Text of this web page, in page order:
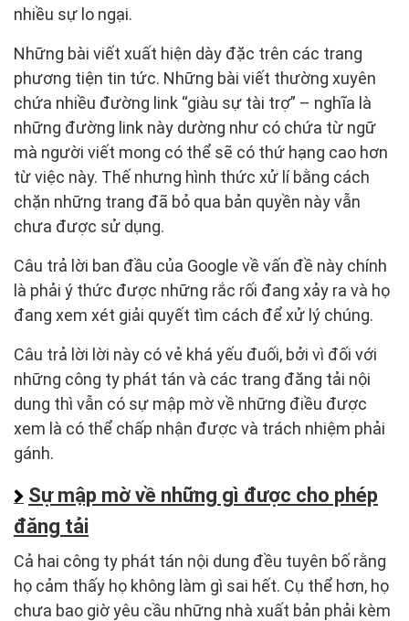
nhiều sự lo ngại.
Những bài viết xuất hiện dày đặc trên các trang
phương tiện tin tức. Những bài viết thường xuyên
chứa nhiều đường link “giàu sự tài trợ” – nghĩa là
những đường link này dường như có chứa từ ngữ
mà người viết mong có thể sẽ có thứ hạng cao hơn
từ việc này. Thế nhưng hình thức xử lí bằng cách
chặn những trang đã bỏ qua bản quyền này vẫn
chưa được sử dụng.
Câu trả lời ban đầu của Google về vấn đề này chính
là phải ý thức được những rắc rối đang xảy ra và họ
đang xem xét giải quyết tìm cách để xử lý chúng.
Câu trả lời lời này có vẻ khá yếu đuối, bởi vì đối với
những công ty phát tán và các trang đăng tải nội
dung thì vẫn có sự mập mờ về những điều được
xem là có thể chấp nhận được và trách nhiệm phải
gánh.
Sự mập mờ về những gì được cho phép
đăng tải
Cả hai công ty phát tán nội dung đều tuyên bố rằng
họ cảm thấy họ không làm gì sai hết. Cụ thể hơn, họ
chưa bao giờ yêu cầu những nhà xuất bản phải kèm